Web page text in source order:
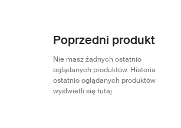
Poprzedni produkt
Nie masz żadnych ostatnio
oglądanych produktów. Historia
ostatnio oglądanych produktów
wyślwietli się tutaj.